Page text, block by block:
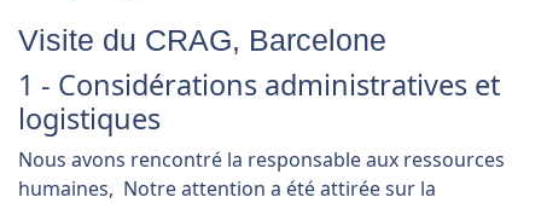
Visite du CRAG, Barcelone
1 - Considérations administratives et
logistiques
Nous avons rencontré la responsable aux ressources
humaines, Notre attention a été attirée sur la